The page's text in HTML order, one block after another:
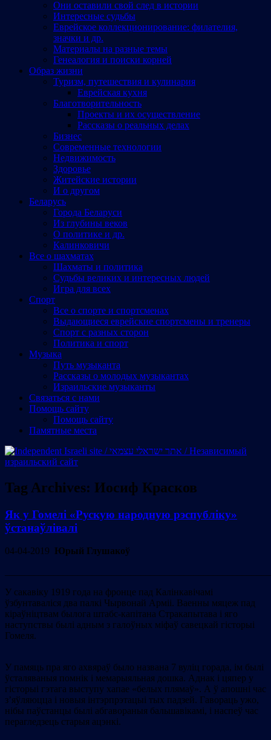
Они оставили свой след в истории
Интересные судьбы
Еврейское коллекционирование: филателия,
значки и др.
Материалы на разные темы
Генеалогия и поиски корней
Образ жизни
Туризм, путешествия и кулинария
Еврейская кухня
Благотворительность
Проекты и их осуществление
Рассказы о реальных делах
Бизнес
Современные технологии
Недвижимость
Здоровье
Житейские истории
И о другом
Беларусь
Города Беларуси
Из глубины веков
О политике и др.
Калинковичи
Все о шахматах
Шахматы и политика
Судьбы великих и интересных людей
Игра для всех
Спорт
Все о спорте и спортсменах
Выдающиеся еврейские спортсмены и тренеры
Спорт с разных сторон
Политика и спорт
Музыка
Путь музыканта
Рассказы о молодых музыкантах
Израильские музыканты
Cвязаться с нами
Помощь сайту
Помощь сайту
Памятные места
Tag Archives: Иосиф Красков
Як у Гомелі «Рускую народную рэспубліку»
ўстанаўлівалі
04-04-2019 Юрый Глушакоў
У сакавіку 1919 года на фронце пад Калінкавічамі
ўзбунтаваліся два палкі Чырвонай Арміі. Ваенны мяцеж пад
кіраўніцтвам былога штабс-капітана Стракапытава і яго
наступствы былі адным з галоўных міфаў савецкай гісторыі
Гомеля.
У памяць пра яго ахвяраў было названа 7 вуліц горада, ім былі
ўсталяваныя помнік і мемарыяльная дошка. Аднак і цяпер у
гісторыі гэтага выступу хапае «белых плямаў». А ў апошні час
з’яўляюцца і новыя інтэрпрэтацыі тых падзей. Гавораць ужо,
нібы паўстанцы былі абгавораныя бальшавікамі, і наспеў час
перагледзець старыя ацэнкі.